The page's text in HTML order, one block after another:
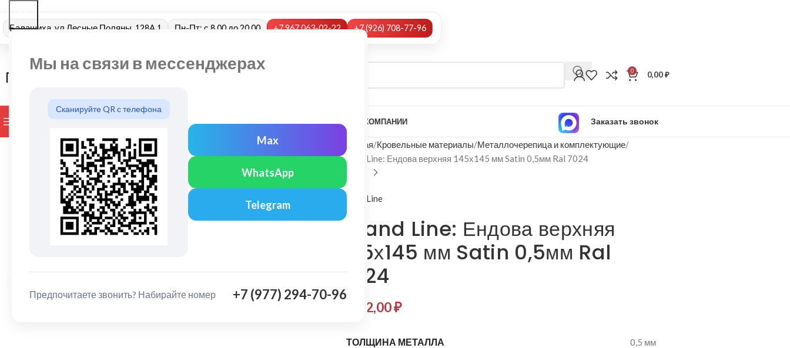
Мы на связи в мессенджерах
Сканируйте QR с телефона
Max
WhatsApp
Telegram
Предпочитаете звонить? Набирайте номер +7 (977) 294-70-96
Балашиха, ул Лесные Поляны, 128А 1 Пн-Пт: с 8.00 до 20.00 +7 967 063-02-22 +7 (926) 708-77-96
0 0,00₽
ПРОСМОТР КАТЕГОРИЙ БРЕНДЫ О КОМПАНИИ Заказать звонок
Главная Кровельные материалы Металлочерепица и комплектующие
Grand Line: Ендова верхняя 145х145 мм Satin 0,5мм Ral 7024
Grand Line
Grand Line: Ендова верхняя
145х145 мм Satin 0,5мм Ral
7024
2 152,00₽
ТОЛЩИНА МЕТАЛЛА 0,5 мм